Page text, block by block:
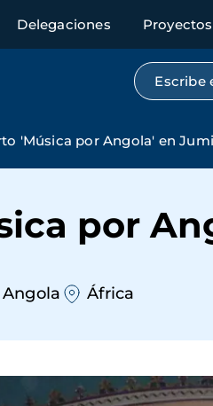
Delegaciones Proyectos
'Música por Angola' en
por
Angola África